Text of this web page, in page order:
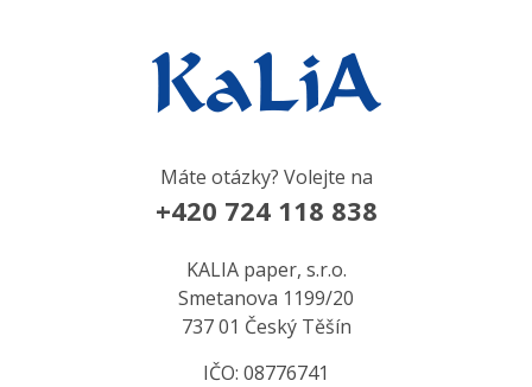
Máte otázky? Volejte na
+420 724 118 838
KALIA paper, s.r.o.
Smetanova 1199/20
737 01 Český Těšín
IČO: 08776741